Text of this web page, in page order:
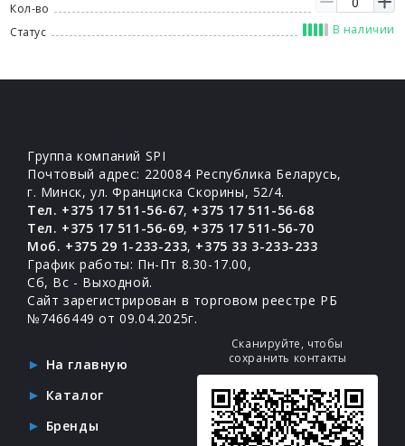
Кол-во
Статус
В наличии
Группа компаний SPI
Почтовый адрес: 220084 Республика Беларусь,
г. Минск, ул. Франциска Скорины, 52/4.
Тел. +375 17 511-56-67, +375 17 511-56-68
Тел. +375 17 511-56-69, +375 17 511-56-70
Моб. +375 29 1-233-233, +375 33 3-233-233
График работы: Пн-Пт 8.30-17.00,
Сб, Вс - Выходной.
Сайт зарегистрирован в торговом реестре РБ
№7466449 от 09.04.2025г.
На главную
Каталог
Бренды
Сканируйте, чтобы
сохранить контакты